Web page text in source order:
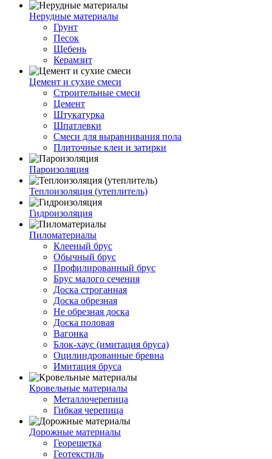
Нерудные материалы
Грунт
Песок
Щебень
Керамзит
Цемент и сухие смеси
Строительные смеси
Цемент
Штукатурка
Шпатлевки
Смеси для выравнивания пола
Плиточные клеи и затирки
Пароизоляция
Теплоизоляция (утеплитель)
Гидроизоляция
Пиломатериалы
Клееный брус
Обычный брус
Профилированный брус
Брус малого сечения
Доска строганная
Доска обрезная
Не обрезная доска
Доска половая
Вагонка
Блок-хаус (имитация бруса)
Оцилиндрованные бревна
Имитация бруса
Кровельные материалы
Металлочерепица
Гибкая черепица
Дорожные материалы
Георешетка
Геотекстиль